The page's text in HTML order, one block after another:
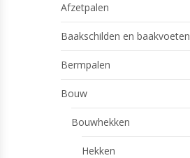
Afzetpalen
Baakschilden en baakvoeten
Bermpalen
Bouw
Bouwhekken
Hekken